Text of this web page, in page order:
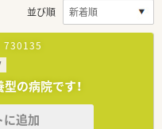
並び順
730135
の病院です！
に追加